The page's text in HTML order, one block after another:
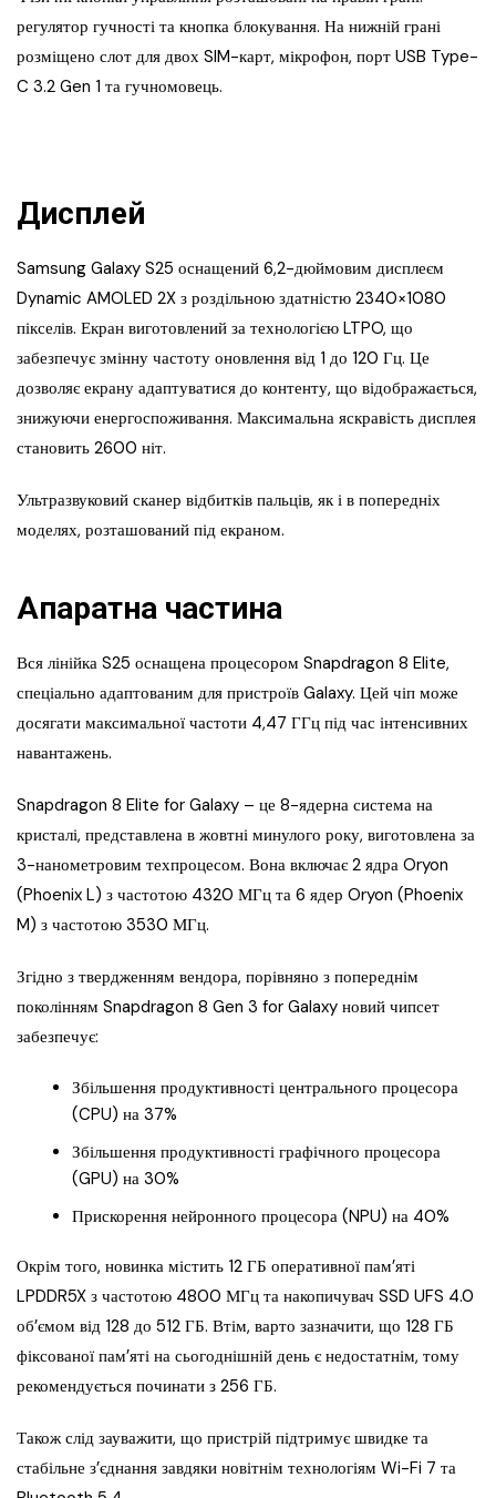
регулятор гучності та кнопка блокування. На нижній грані
розміщено слот для двох SIM-карт, мікрофон, порт USB Type-
C 3.2 Gen 1 та гучномовець.
Дисплей
Samsung Galaxy S25 оснащений 6,2-дюймовим дисплеєм
Dynamic AMOLED 2X з роздільною здатністю 2340×1080
пікселів. Екран виготовлений за технологією LTPO, що
забезпечує змінну частоту оновлення від 1 до 120 Гц. Це
дозволяє екрану адаптуватися до контенту, що відображається,
знижуючи енергоспоживання. Максимальна яскравість дисплея
становить 2600 ніт.
Ультразвуковий сканер відбитків пальців, як і в попередніх
моделях, розташований під екраном.
Апаратна частина
Вся лінійка S25 оснащена процесором Snapdragon 8 Elite,
спеціально адаптованим для пристроїв Galaxy. Цей чіп може
досягати максимальної частоти 4,47 ГГц під час інтенсивних
навантажень.
Snapdragon 8 Elite for Galaxy – це 8-ядерна система на
кристалі, представлена в жовтні минулого року, виготовлена за
3-нанометровим техпроцесом. Вона включає 2 ядра Oryon
(Phoenix L) з частотою 4320 МГц та 6 ядер Oryon (Phoenix
M) з частотою 3530 МГц.
Згідно з твердженням вендора, порівняно з попереднім
поколінням Snapdragon 8 Gen 3 for Galaxy новий чипсет
забезпечує:
Збільшення продуктивності центрального процесора
(CPU) на 37%
Збільшення продуктивності графічного процесора
(GPU) на 30%
Прискорення нейронного процесора (NPU) на 40%
Окрім того, новинка містить 12 ГБ оперативної пам’яті
LPDDR5X з частотою 4800 МГц та накопичувач SSD UFS 4.0
об’ємом від 128 до 512 ГБ. Втім, варто зазначити, що 128 ГБ
фіксованої пам’яті на сьогоднішній день є недостатнім, тому
рекомендується починати з 256 ГБ.
Також слід зауважити, що пристрій підтримує швидке та
стабільне з’єднання завдяки новітнім технологіям Wi-Fi 7 та